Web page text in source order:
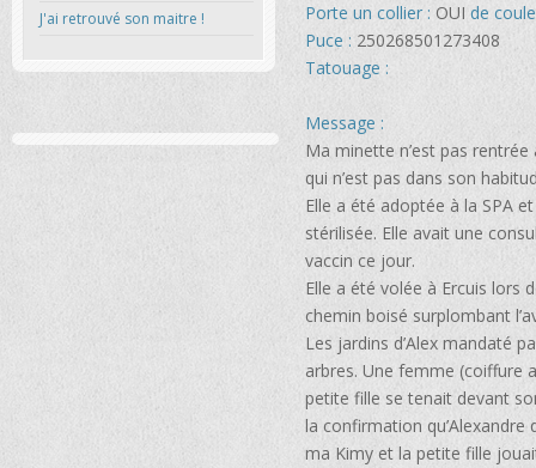
J'ai retrouvé son maitre !
Porte un collier : OUI de
Puce : 250268501273408
Tatouage :
Message :
Ma minette n’est pas
qui n’est pas dans son
Elle a été adoptée à la SPA
stérilisée. Elle avait une
vaccin ce jour.
Elle a été volée à Ercuis lors
chemin boisé surplombant
Les jardins d’Alex mandaté
arbres. Une femme (coiffure
petite fille se tenait devant
la confirmation qu’Alexandre
ma Kimy et la petite fille